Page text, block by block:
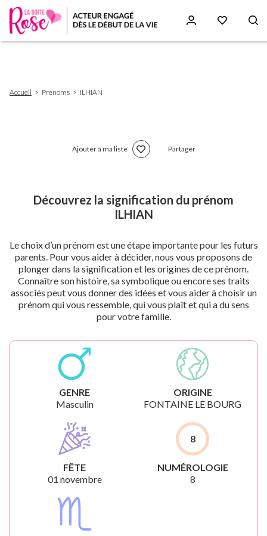
d'Ariane
Accueil Prenoms ILHIAN
Ajouter à ma liste Partager
Découvrez la signification du prénom
ILHIAN
Le choix d’un prénom est une étape importante pour les futurs
parents. Pour vous aider à décider, nous vous proposons de
plonger dans la signification et les origines de ce prénom.
Connaître son histoire, sa symbolique ou encore ses traits
associés peut vous donner des idées et vous aider à choisir un
prénom qui vous ressemble, qui vous plaît et qui a du sens
pour votre famille.
GENRE
Masculin
ORIGINE
FONTAINE LE BOURG
FÊTE
01 novembre
8
NUMÉROLOGIE
8